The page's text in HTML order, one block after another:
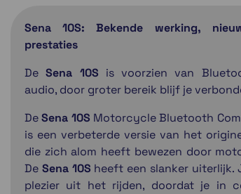
Sena 10S: Bekende werking,
prestaties
DeSena 10S is voorzien van
audio, door groter bereik blijf je
DeSena 10S Motorcycle Bluetooth
is een verbeterde versie van het
die zich alom heeft bewezen door
De Sena 10S heeft een slanker uiterlijk.
plezier uit het rijden, doordat je in